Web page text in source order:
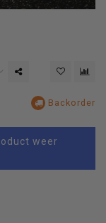
Backorder
weer